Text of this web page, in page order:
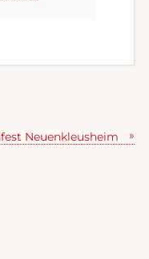
Neuenkleusheim